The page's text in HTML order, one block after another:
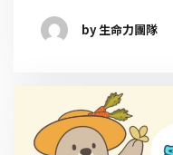
by 生命力團隊